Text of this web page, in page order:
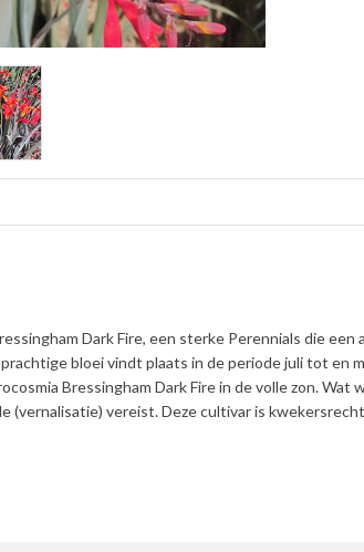
Dark Fire, een sterke Perennials die
bloei vindt plaats in de periodejuli tot en
Bressingham Dark Firein de volle zon. Wat
(vernalisatie) vereist. Deze cultivar is